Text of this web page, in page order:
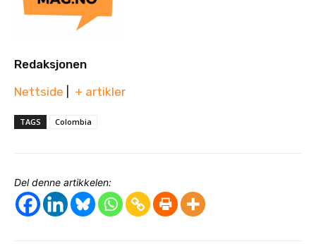
Redaksjonen
Nettside
+ artikler
TAGS Colombia
Del denne artikkelen: